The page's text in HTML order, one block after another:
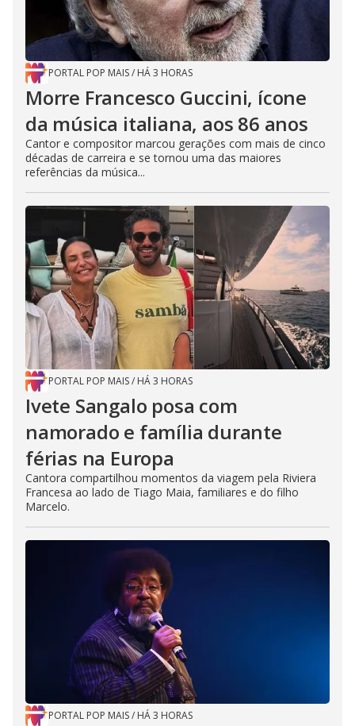
PORTAL POP MAIS/ HÁ 3 HORAS
Morre Francesco Guccini, ícone
da música italiana, aos 86 anos
Cantor e compositor marcou gerações com mais de cinco
décadas de carreira e se tornou uma das maiores
referências da música...
PORTAL POP MAIS/ HÁ 3 HORAS
Ivete Sangalo posa com
namorado e família durante
férias na Europa
Cantora compartilhou momentos da viagem pela Riviera
Francesa ao lado de Tiago Maia, familiares e do filho
Marcelo.
PORTAL POP MAIS/ HÁ 3 HORAS